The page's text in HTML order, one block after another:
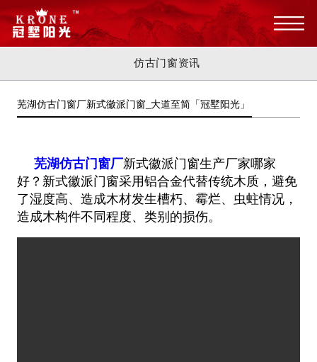
仿古门窗资讯
芜湖仿古门窗厂新式徽派门窗_大道至简「冠墅阳光」
芜湖仿古门窗厂新式徽派门窗生产厂家哪家
好？新式徽派门窗采用铝合金代替传统木质，避免
了湿度高、造成木材发生槽朽、霉烂、虫蛀情况，
造成木构件不同程度、类别的损伤。